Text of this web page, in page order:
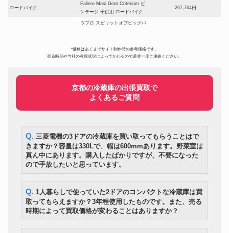
ロードバイク
Faliero Masi Gran Criterium ビ
ンテージ 子供用 ロードバイク
267,764円
ウブロ スピリットオブビッグバ
OGH ABC 0132121 11SGT
FM ACOUSTICS FM411 ステレ
付皿（五客）
SELMER/セルマー アルトサッ
美術・工芸品
伊丹潤 李朝高麗抄選 所載品 李
朝 白磁 満月壺
1,150,200円
Fender フェンダー テレキャス
ター 1969-1970年製
445,800円
マルサン ウルトラQ ウルトラマ
ン 乾電池式 2足歩行 1966年発売
野球グッズ
ドジャーズ 大谷翔平 チャンドラ
ー製 直筆サイン 支給品 バット
635,760円
L-507uX Mark II (L-507UXII)
2019年製
*価格はあくまでサイト制作時の参考価格です。
売る時期や当社の在庫状況によってかわるので是非一度ご連絡ください。
京都の冷蔵庫の出張買取で
よくあるご質問
Q. 三菱電機の3ドアの冷蔵庫を買い取ってもらうことはで
きますか？容量は330Lで、幅は600mmあります。野菜室は
真ん中にあります。購入したばかりですが、不要になった
ので手放したいと思っています。
Q. 1人暮らしで使っていた2ドアのコンパクトな冷蔵庫は買
取ってもらえますか？3年程使用したものです。また、売る
時期によって買取価格が変わることはありますか？